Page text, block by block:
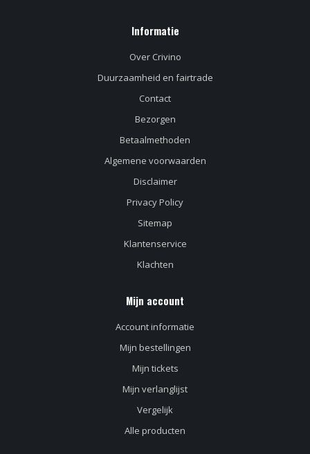
Informatie
Over Crivino
Duurzaamheid en fairtrade
Contact
Bezorgen
Betaalmethoden
Algemene voorwaarden
Disclaimer
Privacy Policy
Sitemap
Klantenservice
Klachten
Mijn account
Account informatie
Mijn bestellingen
Mijn tickets
Mijn verlanglijst
Vergelijk
Alle producten